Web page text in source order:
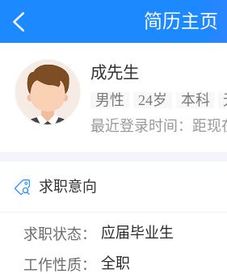
简历主页
成先生
男性 24岁 本科
最近登录时间：距现
求职意向
求职状态：
应届毕业生
工作性质：
全职